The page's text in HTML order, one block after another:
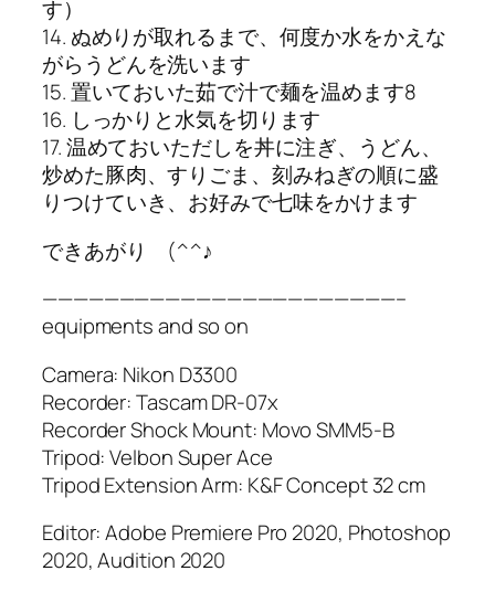
す）
14. ぬめりが取れるまで、何度か水をかえな
がらうどんを洗います
15. 置いておいた茹で汁で麺を温めます8
16. しっかりと水気を切ります
17. 温めておいただしを丼に注ぎ、うどん、
炒めた豚肉、すりごま、刻みねぎの順に盛
りつけていき、お好みで七味をかけます
できあがり (^^♪
———————————————————————–
equipments and so on
Camera: Nikon D3300
Recorder: Tascam DR-07x
Recorder Shock Mount: Movo SMM5-B
Tripod: Velbon Super Ace
Tripod Extension Arm: K&F Concept 32 cm
Editor: Adobe Premiere Pro 2020, Photoshop
2020, Audition 2020